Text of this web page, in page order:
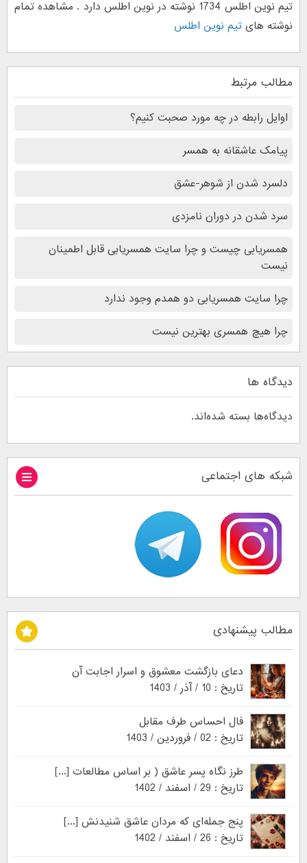
تیم نوین اطلس 1734 نوشته در نوین اطلس دارد . مشاهده تمام
نوشته های تیم نوین اطلس
مطالب مرتبط
اوایل رابطه در چه مورد صحبت کنیم؟
پیامک عاشقانه به همسر
دلسرد شدن از شوهر-عشق
سرد شدن در دوران نامزدی
همسریابی چیست و چرا سایت همسریابی قابل اطمینان
نیست
چرا سایت همسریابی دو همدم وجود ندارد
چرا هیچ همسری بهترین نیست
دیدگاه ها
دیدگاه‌ها بسته شده‌اند.
شبکه های اجتماعی
مطالب پیشنهادی
دعای بازگشت معشوق و اسرار اجابت آن
تاریخ : 10 / آذر / 1403
فال احساس طرف مقابل
تاریخ : 02 / فروردین / 1403
طرز نگاه پسر عاشق ( بر اساس مطالعات [...]
تاریخ : 29 / اسفند / 1402
پنج جمله‌ای که مردان عاشق شنیدنش [...]
تاریخ : 26 / اسفند / 1402